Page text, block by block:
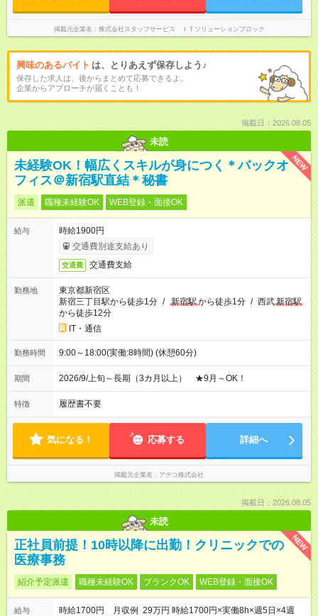
掲載元企業名 株式会社スタッフサービス ＩＴソリューションブロック
興味のあるバイト は、とりあえず保存しよう♪
保存した求人は、後からまとめて応募できるよ。
企業からアプローチが届くことも！
掲載日：2026.08.05
未読
NEW
未経験OK！幅広くスキルが身につく＊バックオ
フィス＠新宿駅直結＊秘書
派遣 職種未経験OK WEB登録・面接OK
給与
時給1900円
交通費別途支給あり
交通費 交通費支給
勤務地
東京都新宿区
新宿三丁目駅から徒歩1分 / 新宿駅から徒歩1分 / 西武新宿駅
から徒歩12分
IT・通信
勤務時間 9:00～18:00(実働:8時間) (休憩60分)
期間 2026/9/上旬～長期（3カ月以上） ★9月～OK！
特徴 履歴書不要
気になる！ 応募する 詳細へ
掲載元企業名 アデコ株式会社
掲載日：2026.08.05
未読
NEW
正社員前提！10時以降に出勤！クリニックでの
医療事務
紹介予定派遣 職種未経験OK ブランクOK WEB登録・面接OK
給与
時給1700円 月収例 29万円 時給1700円×実働8h×週5日×4週